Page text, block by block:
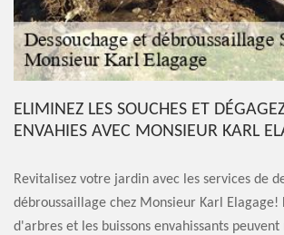
ELIMINEZ LES SOUCHES ET
ENVAHIES AVEC MONSIEUR KARL
Revitalisez votre jardin avec les services de
débroussaillage chez Monsieur Karl Elagage!
d'arbres et les buissons envahissants